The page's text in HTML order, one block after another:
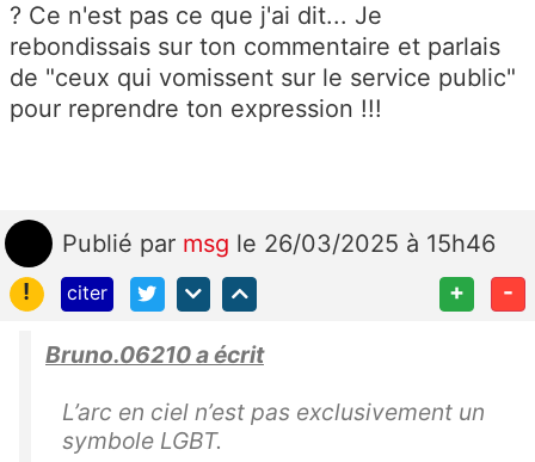
? Ce n'est pas ce que j'ai dit... Je
rebondissais sur ton commentaire et parlais
de "ceux qui vomissent sur le service public"
pour reprendre ton expression !!!
Publié par msg le 26/03/2025 à 15h46
!
citer + -
Bruno.06210 a écrit
L’arc en ciel n’est pas exclusivement un
symbole LGBT.